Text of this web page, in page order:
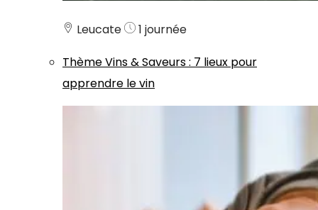
Leucate
1 journée
ThèmeVins & Saveurs: 7 lieux pour
apprendre le vin